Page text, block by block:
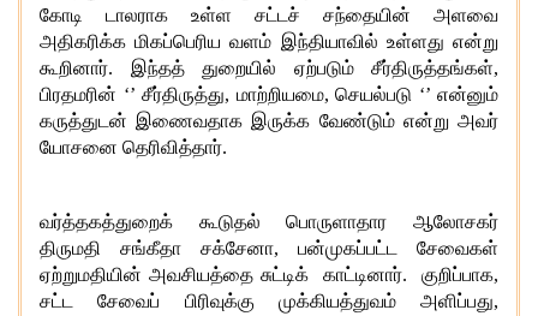
கோடி டாலராக உள்ள சட்டச் சந்தையின் அளவை
அதிகரிக்க மிகப்பெரிய வளம் இந்தியாவில் உள்ளது என்று
கூறினார். இந்தத் துறையில் ஏற்படும் சீர்திருத்தங்கள்,
பிரதமரின் ‘’ சீர்திருத்து, மாற்றியமை, செயல்படு ‘’ என்னும்
கருத்துடன் இணைவதாக இருக்க வேண்டும் என்று அவர்
யோசனை தெரிவித்தார்.
வர்த்தகத்துறைக் கூடுதல் பொருளாதார ஆலோசகர்
திருமதி சங்கீதா சக்சேனா, பன்முகப்பட்ட சேவைகள்
ஏற்றுமதியின் அவசியத்தை சுட்டிக் காட்டினார். குறிப்பாக,
சட்ட சேவைப் பிரிவுக்கு முக்கியத்துவம் அளிப்பது,